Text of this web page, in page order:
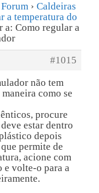
Forum › Caldeiras
a temperatura do
a: Como regular a
#1015
não tem
como se
procure
estar dentro
depois
permite de
acione com
e volte-o para a